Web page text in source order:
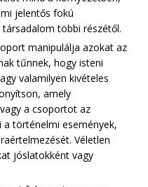
jelentős fokú
többi részétől.
manipulálja azokat az
tűnnek, hogy isteni
valamilyen kivételes
amely
a csoportot az
a történelmi események,
Véletlen
jóslatokként vagy